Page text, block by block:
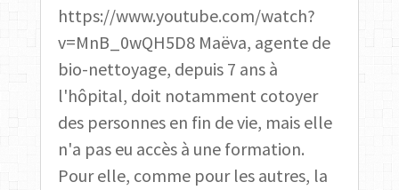
https://www.youtube.com/watch?
v=MnB_0wQH5D8 Maëva, agente de
bio-nettoyage, depuis 7 ans à
l'hôpital, doit notamment cotoyer
des personnes en fin de vie, mais elle
n'a pas eu accès à une formation.
Pour elle, comme pour les autres, la